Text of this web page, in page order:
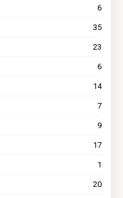
6
35
23
6
14
7
9
17
1
20